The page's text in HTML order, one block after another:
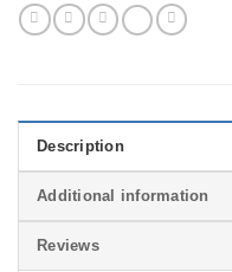
Description
Additional information
Reviews